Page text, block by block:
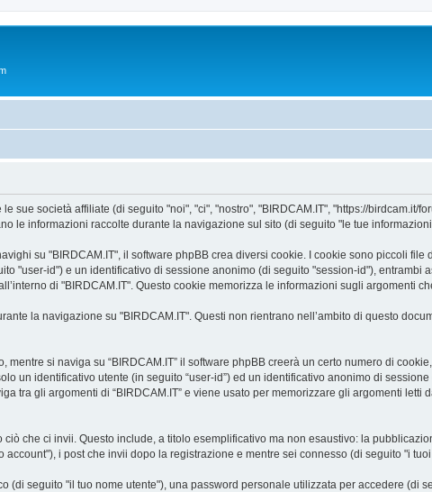
sue società affiliate (di seguito "noi", "ci", "nostro", "BIRDCAM.IT", "https://birdcam.it/
le informazioni raccolte durante la navigazione sul sito (di seguito "le tue
su "BIRDCAM.IT", il software phpBB crea diversi cookie. I cookie sono piccoli
"user-id") e un identificativo di sessione anonimo (di seguito "session-id"), entrambi
di "BIRDCAM.IT". Questo cookie memorizza le informazioni sugli argomenti
la navigazione su "BIRDCAM.IT". Questi non rientrano nell’ambito di questo
si naviga su “BIRDCAM.IT” il software phpBB creerà un certo numero di
un identificativo utente (in seguito “user-id”) ed un identificativo anonimo di
tra gli argomenti di “BIRDCAM.IT” e viene usato per memorizzare gli argomenti
che ci invii. Questo include, a titolo esemplificativo ma non esaustivo: la
i post che invii dopo la registrazione e mentre sei connesso (di seguito "i tuoi
(di seguito "il tuo nome utente"), una password personale utilizzata per accedere (di